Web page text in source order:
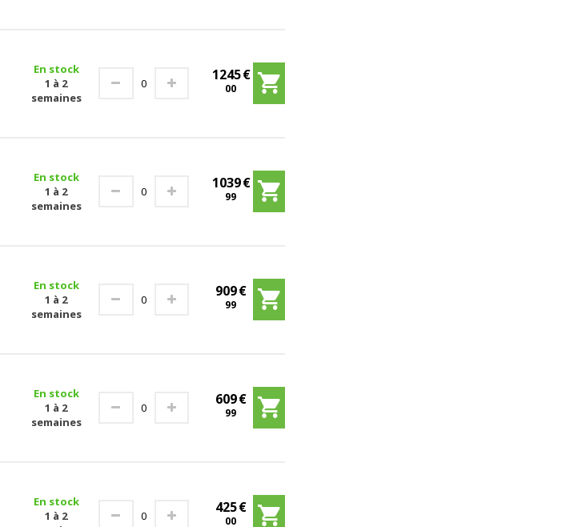
En stock
1 à 2
semaines
1245€
00
En stock
1 à 2
semaines
1039€
99
En stock
1 à 2
semaines
909€
99
En stock
1 à 2
semaines
609€
99
En stock
1 à 2
425€
00